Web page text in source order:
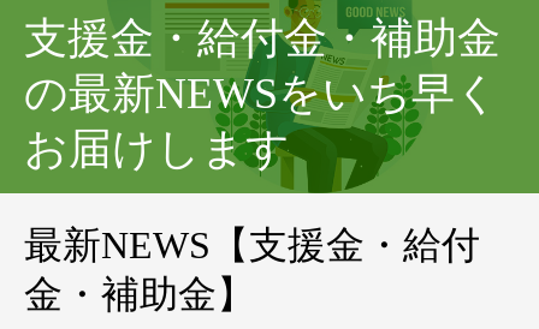
支援金・給付金・補助金
の最新NEWSをいち早く
お届けします
最新NEWS【支援金・給付
金・補助金】